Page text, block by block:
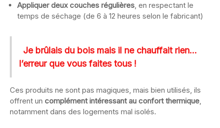
Appliquer deux couches régulières, en respectant le
temps de séchage (de 6 à 12 heures selon le fabricant)
Je brûlais du bois mais il ne chauffait rien…
l’erreur que vous faites tous !
Ces produits ne sont pas magiques, mais bien utilisés, ils
offrent un complément intéressant au confort thermique,
notamment dans des logements mal isolés.